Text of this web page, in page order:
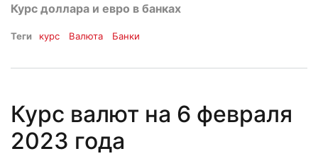
Курс доллара и евро в банках
Теги курс Валюта Банки
Курс валют на 6 февраля
2023 года